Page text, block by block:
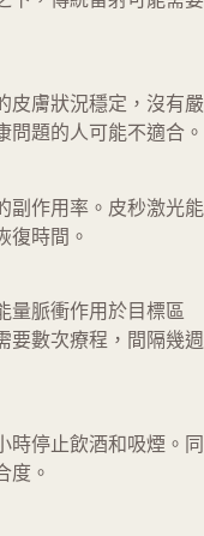
皮膚狀況穩定，沒有嚴
問題的人可能不適合。
副作用率。皮秒激光能
復時間。
量脈衝作用於目標區
要數次療程，間隔幾週
時停止飲酒和吸煙。同
度。